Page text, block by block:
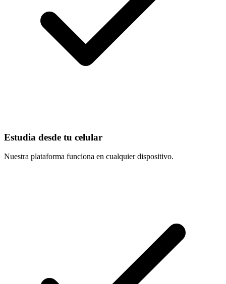
Estudia desde tu celular
Nuestra plataforma funciona en cualquier dispositivo.